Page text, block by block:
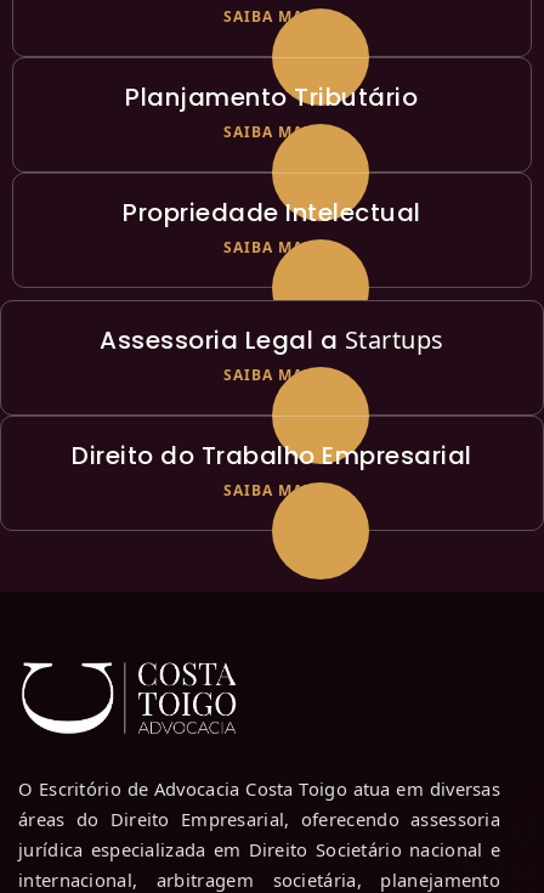
SAIBA MAIS
Planjamento Tributário
SAIBA MAIS
Propriedade Intelectual
SAIBA MAIS
Assessoria Legal a Startups
SAIBA MAIS
Direito do Trabalho Empresarial
SAIBA MAIS
O Escritório de Advocacia Costa Toigo atua em diversas
áreas do Direito Empresarial, oferecendo assessoria
jurídica especializada em Direito Societário nacional e
internacional, arbitragem societária, planejamento